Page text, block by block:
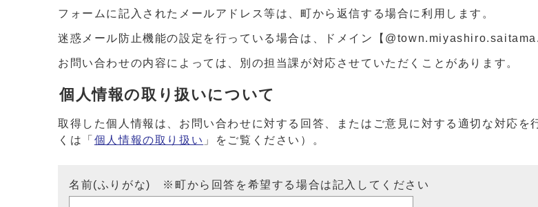
フォームに記入されたメールアドレス等は、町から返信する場合に利用します。
迷惑メール防止機能の設定を行っている場合は、ドメイン【
お問い合わせの内容によっては、別の担当課が対応させていただくことがあります。
個人情報の取り扱いについて
取得した個人情報は、お問い合わせに対する回答、またはご意見に対する適切な対応
くは「 個人情報の取り扱い 」をご覧ください）。
名前(ふりがな) ※町から回答を希望する場合は記入してください